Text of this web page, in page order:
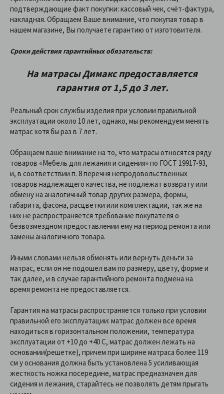
подтверждающие факт покупки: кассовый чек, счёт-фактура,
накладная. Обращаем Ваше внимание, что покупая товар в
нашем магазине, Вы получаете гарантию от изготовителя.
Сроки действия гарантийных обязательств:
На матрасы Димакс предоставляетcя
гарантия от 1,5 до 3 лет.
Реальный срок службы изделия при условии правильной
эксплуатации около 10 лет, однако, мы рекомендуем менять
матрас хотя бы раз в 7 лет.
Обращаем ваше внимание на то, что матрасы относятся ряду
товаров «Мебель для лежания и сидения» по ГОСТ 19917-93,
и, в соответствии п. 8 перечня непродовольственных
товаров надлежащего качества, не подлежат возврату или
обмену на аналогичный товар других размера, формы,
габарита, фасона, расцветки или комплектации, так же на
них не распространяется требование покупателя о
безвозмездном предоставлении ему на период ремонта или
замены аналогичного товара.
Иными словами нельзя обменять или вернуть деньги за
матрас, если он не подошел вам по размеру, цвету, форме и
так далее, и в случае гарантийного ремонта подмена на
время ремонта не предоставляется.
Гарантия на матрасы распространяется только при условии
правильной его эксплуатации: матрас должен все время
находиться в горизонтальном положении, температура
эксплуатации от +10 до +40 C, матрас должен лежать на
основании(решетке), причем при ширине матраса более 119
см у основания должна быть установлена 5 усиливающая
жесткость ножка посередине, матрас предназначен для
сидения и лежания, старайтесь не позволять детям прыгать